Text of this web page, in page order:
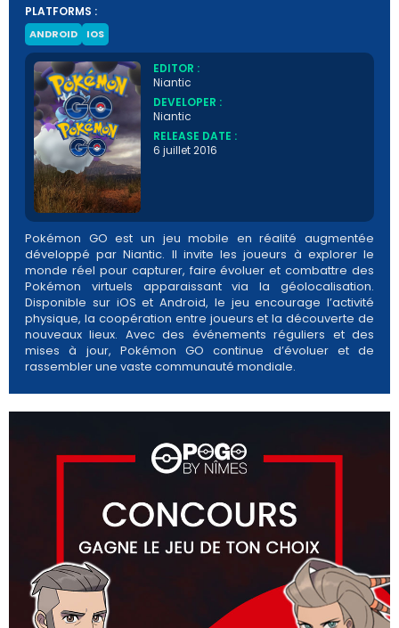
PLATFORMS :
ANDROID IOS
EDITOR :
Niantic
DEVELOPER :
Niantic
RELEASE DATE :
6 juillet 2016
Pokémon GO est un jeu mobile en réalité augmentée
développé par Niantic. Il invite les joueurs à explorer le
monde réel pour capturer, faire évoluer et combattre des
Pokémon virtuels apparaissant via la géolocalisation.
Disponible sur iOS et Android, le jeu encourage l’activité
physique, la coopération entre joueurs et la découverte de
nouveaux lieux. Avec des événements réguliers et des
mises à jour, Pokémon GO continue d’évoluer et de
rassembler une vaste communauté mondiale.